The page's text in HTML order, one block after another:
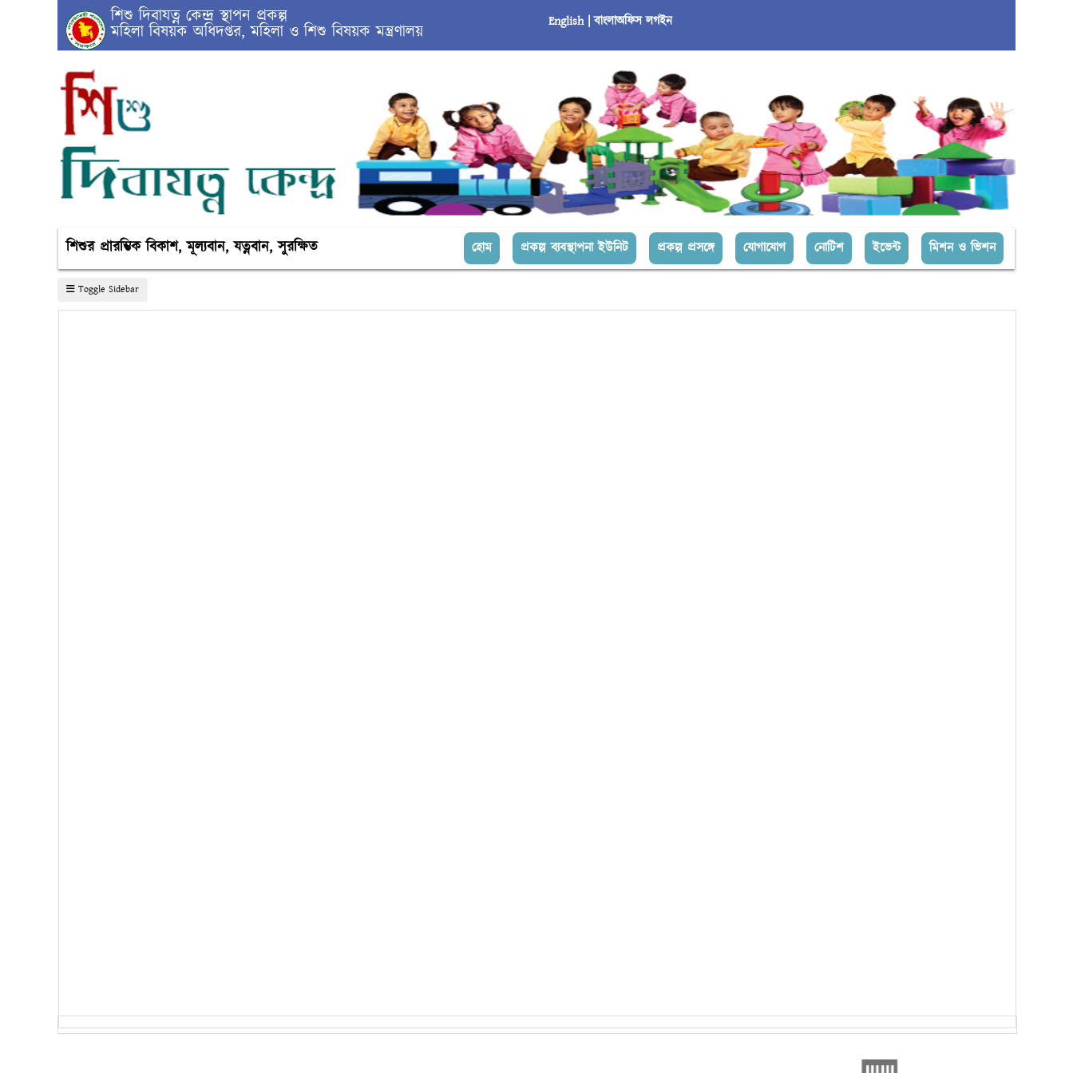
শিশু দিবাযত্ন কেন্দ্র স্থাপন প্রকল্প
মহিলা বিষয়ক অধিদপ্তর, মহিলা ও শিশু বিষয়ক মন্ত্রণালয় English | বাংলাঅফিস লগইন
শিশুর প্রারম্ভিক বিকাশ, মূল্যবান, যত্নবান, সুরক্ষিত হোম(current)প্রকল্প ব্যবস্থাপনা ইউনিট প্রকল্প প্রসঙ্গে যোগাযোগ নোটিশ ইভেন্ট মিশন ও ভিশন
Toggle Sidebar